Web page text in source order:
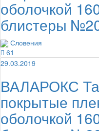
оболочкой
блистеры
Словения
61
29.03.2019
ВАЛАРОКС
покрытые
оболочкой